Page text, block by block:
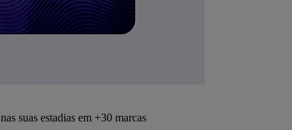
nas suas estadias em +30 marcas